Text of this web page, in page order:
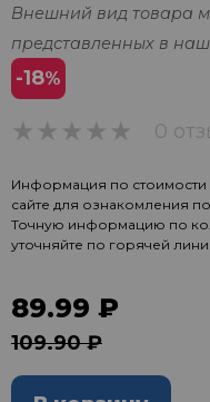
Внешний вид товара
представленных в
-18%
0
Информация по стоимости
сайте для ознакомления
Точную информацию по
уточняйте по горячей
89.99 ₽
109.90 ₽